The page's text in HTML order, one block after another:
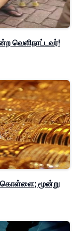
வெளிநாட்டவர்!
கொள்ளை; மூன்று